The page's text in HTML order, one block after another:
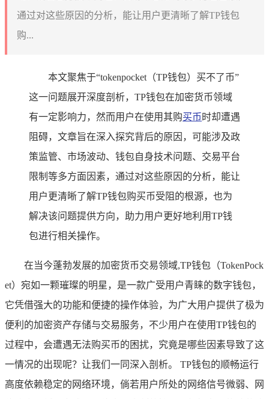
通过对这些原因的分析，能让用户更清晰了解TP钱包
购...
本文聚焦于“tokenpocket（TP钱包）买不了币”
这一问题展开深度剖析，TP钱包在加密货币领域
有一定影响力，然而用户在使用其购买币 时却遭遇
阻碍，文章旨在深入探究背后的原因，可能涉及政
策监管、市场波动、钱包自身技术问题、交易平台
限制等多方面因素，通过对这些原因的分析，能让
用户更清晰了解TP钱包购买币受阻的根源，也为
解决该问题提供方向，助力用户更好地利用TP钱
包进行相关操作。
在当今蓬勃发展的加密货币交易领域,TP钱包（TokenPock
et）宛如一颗璀璨的明星，是一款广受用户青睐的数字钱包，
它凭借强大的功能和便捷的操作体验，为广大用户提供了极为
便利的加密资产存储与交易服务，不少用户在使用TP钱包的
过程中，会遭遇无法购买币的困扰，究竟是哪些因素导致了这
一情况的出现呢？让我们一同深入剖析。 TP钱包的顺畅运行
高度依赖稳定的网络环境，倘若用户所处的网络信号微弱、网